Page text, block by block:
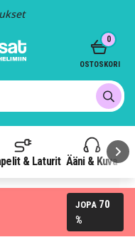
& Laturit Ääni & Kuva
0
OSTOSKORI
JOPA 70
%